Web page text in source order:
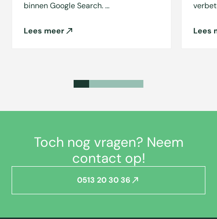
binnen Google Search. ...
Lees meer Lees
Toch nog vragen? Neem
contact op!
0513 20 30 36